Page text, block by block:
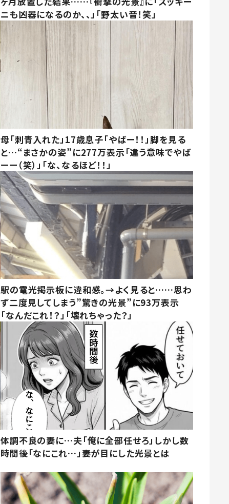
ニも凶器になるのか、、」「野太い音！笑」
母「刺青入れた」17歳息子「やばー！！」脚を見る
と…“まさかの姿”に277万表示「違う意味でやば
ーー（笑）」「な、なるほど！！」
駅の電光掲示板に違和感。→よく見ると……思わ
ず二度見してしまう”驚きの光景”に93万表示
「なんだこれ！？」「壊れちゃった？」
体調不良の妻に…夫「俺に全部任せろ」しかし数
時間後「なにこれ…」妻が目にした光景とは